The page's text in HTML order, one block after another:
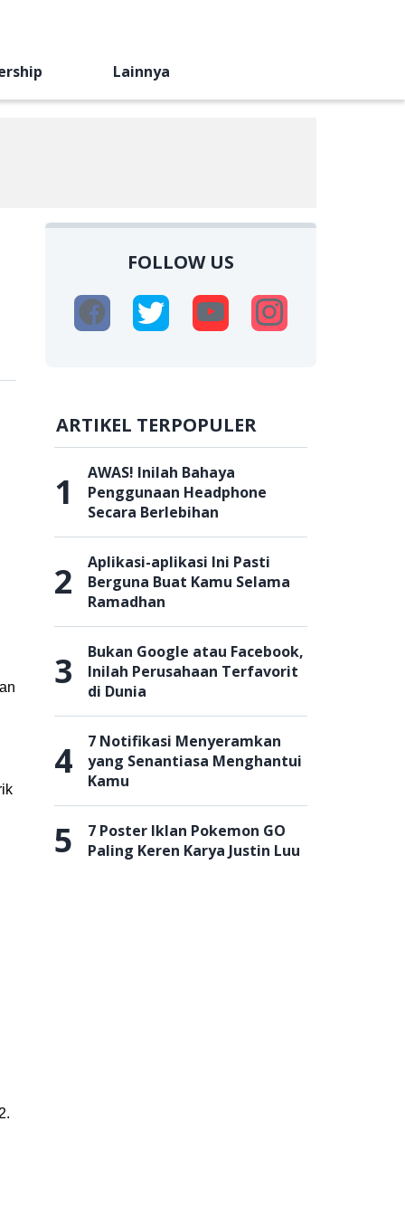
Lainnya
FOLLOW US
ARTIKEL TERPOPULER
1
AWAS! Inilah Bahaya
Penggunaan Headphone
Secara Berlebihan
2
Aplikasi-aplikasi Ini Pasti
Berguna Buat Kamu Selama
Ramadhan
3
Bukan Google atau Facebook,
Inilah Perusahaan Terfavorit
di Dunia
4
7 Notifikasi Menyeramkan
yang Senantiasa Menghantui
Kamu
5
7 Poster Iklan Pokemon GO
Paling Keren Karya Justin Luu